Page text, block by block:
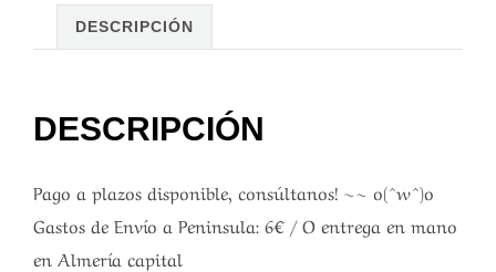
DESCRIPCIÓN
DESCRIPCIÓN
Pago a plazos disponible, consúltanos! ~~ o(^w^)o
Gastos de Envío a Peninsula: 6€ / O entrega en mano
en Almería capital